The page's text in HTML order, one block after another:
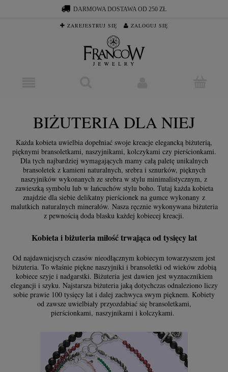
DARMOWA DOSTAWA OD 250 ZŁ
ZAREJESTRUJ SIĘ ZALOGUJ SIĘ
BIŻUTERIA DLA NIEJ
Każda kobieta uwielbia dopełniać swoje kreacje elegancką biżuterią,
pięknymi bransoletkami, naszyjnikami, kolczykami czy pierścionkami.
Dla tych najbardziej wymagających mamy całą paletę unikalnych
bransoletek z kamieni naturalnych, srebra i sznurków, pięknych
naszyjników wykonanych ze srebra w stylu minimalistycznym, z
zawieszką symbolu lub w łańcuchów stylu boho. Tutaj każda kobieta
znajdzie dla siebie delikatny pierścionek na gumce wykonany z
malutkich naturalnych minerałów. Nasza ręcznie wykonywana biżuteria
z pewnością doda blasku każdej kobiecej kreacji.
Kobieta i biżuteria miłość trwająca od tysięcy lat
Od najdawniejszych czasów nieodłącznym kobiecym towarzyszem jest
biżuteria. To właśnie piękne naszyjniki i bransoletki od wieków zdobią
kobiece szyje i nadgarstki. Biżuteria jest dawien jest wyznacznikiem
elegancji i szyku. Najstarsza biżuteria jaką dotychczas odnaleziono liczy
sobie prawie 100 tysięcy lat i dalej zachwyca swym pięknem. Kobiety
od zawsze uwielbiały przyozdabiać się bransoletkami,
pierścionkami, naszyjnikami i kolczykami.